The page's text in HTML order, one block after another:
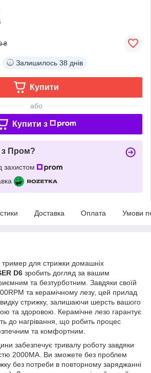
₴
Залишилось 38 днів
Купити
або
Купити з
з Пром?
захистом
Доставка Оплата Умови
тример для стрижки домашніх
D6 зробить догляд за вашим
та безтурботним. Завдяки своїй
та керамічному лезу, цей прилад
стрижку, залишаючи шерсть вашого
та здоровою. Керамічне лезо гарантує
до нагрівання, що робить процес
та комфортним.
забезпечує тривалу роботу завдяки
2000MA. Ви зможете без проблем
без потреби в повторному заряджанні